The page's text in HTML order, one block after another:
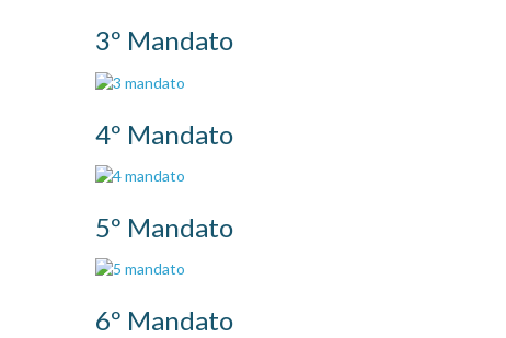
3º Mandato
4º Mandato
5º Mandato
6º Mandato